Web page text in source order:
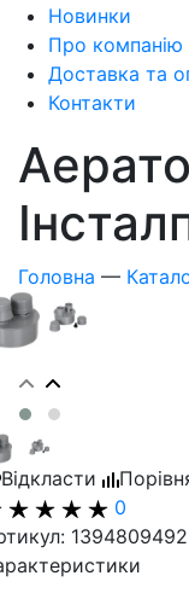
Новинки
Про компанію
Доставка та
Контакти
Головна —
Відкласти
0
1394809492